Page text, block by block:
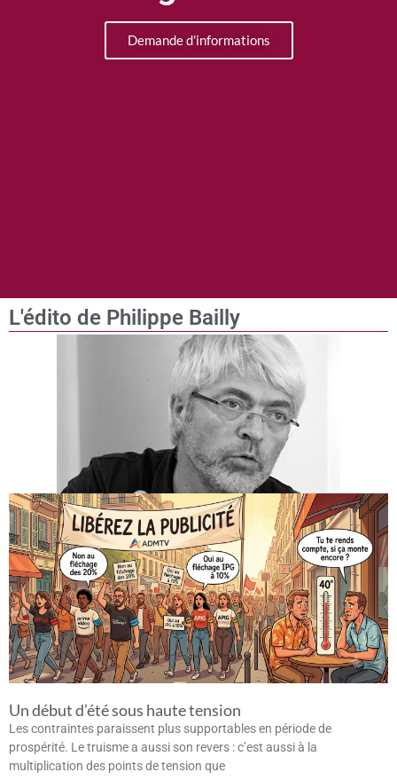
Demande d'informations
L'édito de Philippe Bailly
Un début d’été sous haute tension
Les contraintes paraissent plus supportables en période de
prospérité. Le truisme a aussi son revers : c’est aussi à la
multiplication des points de tension que